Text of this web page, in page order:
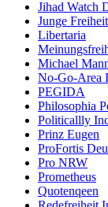
Jihad Watch
Junge Freiheit
Libertaria
Michael
No-Go-Area
PEGIDA
Philosophia
Politicallly
Prinz Eugen
ProFortis
Pro NRW
Prometheus
Quotenqeen